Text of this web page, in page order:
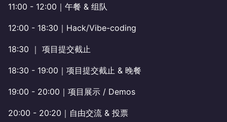
11:00 - 12:00｜午餐 & 组队
12:00 - 18:30｜Hack/Vibe-coding
18:30 ｜ 项目提交截止
18:30 - 19:00｜项目提交截止 & 晚餐
19:00 - 20:00｜项目展示 / Demos
20:00 - 20:20｜自由交流 & 投票